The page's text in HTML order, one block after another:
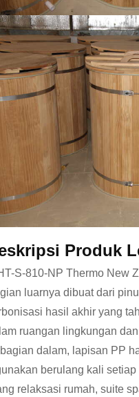
Produk
S-810-NP Thermo New
luarnya dibuat dari
hasil akhir yang
ruangan lingkungan
dalam, lapisan PP
berulang kali
relaksasi rumah, suite